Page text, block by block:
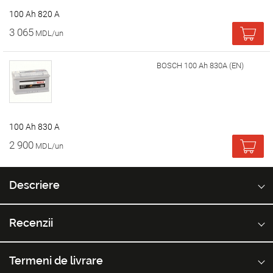
100 Ah 820 A
3 065 MDL/un
BOSCH 100 Ah 830A (EN)
100 Ah 830 A
2 900 MDL/un
Descriere
Recenzii
Termeni de livrare